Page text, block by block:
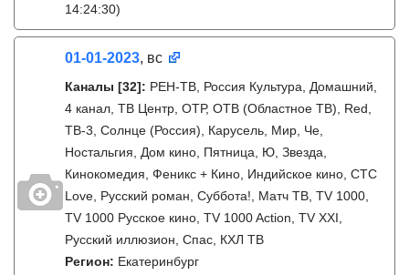
14:24:30)
01-01-2023, вс
Каналы [32]: РЕН-ТВ, Россия Культура, Домашний,
4 канал, ТВ Центр, ОТР, ОТВ (Областное ТВ), Red,
ТВ-3, Солнце (Россия), Карусель, Мир, Че,
Ностальгия, Дом кино, Пятница, Ю, Звезда,
Кинокомедия, Феникс + Кино, Индийское кино, СТС
Love, Русский роман, Суббота!, Матч ТВ, TV 1000,
TV 1000 Русское кино, TV 1000 Action, TV XXI,
Русский иллюзион, Спас, КХЛ ТВ
Регион: Екатеринбург